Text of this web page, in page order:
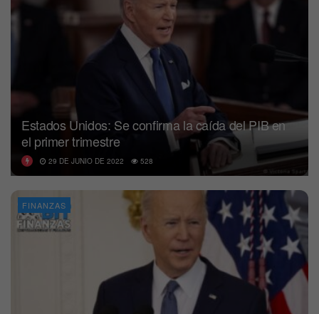
Estados Unidos: Se confirma la caída del PIB en
el primer trimestre
29 DE JUNIO DE 2022 528
FINANZAS